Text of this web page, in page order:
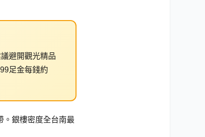
避開觀光精品
足金每錢約
銀樓密度全台南最